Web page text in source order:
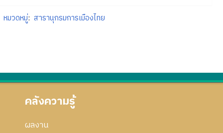
หมวดหมู่: สารานุกรมการเมืองไทย
คลังความรู้
ผลงาน